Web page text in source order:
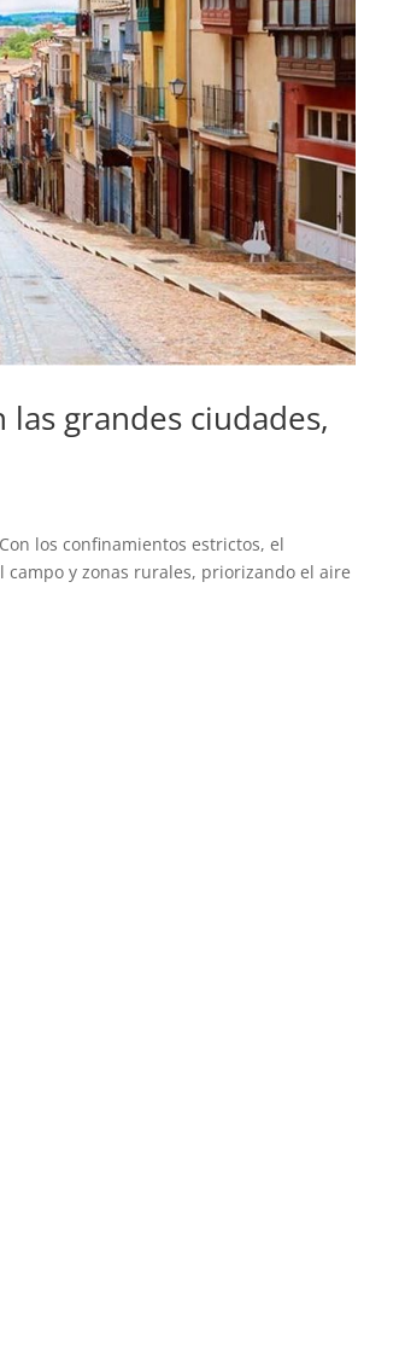
grandes ciudades,
los confinamientos estrictos, el
y zonas rurales, priorizando el aire